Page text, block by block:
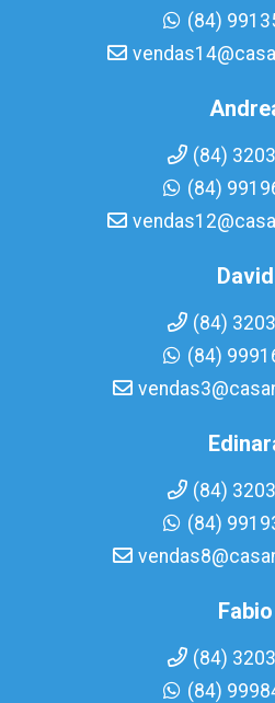
(84)
(84)
(84)
David
(84)
(84)
(84)
(84)
Fabio
(84)
(84)